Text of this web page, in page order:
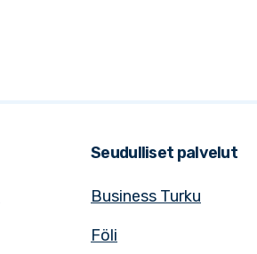
Seudulliset palvelut
Business Turku
Föli